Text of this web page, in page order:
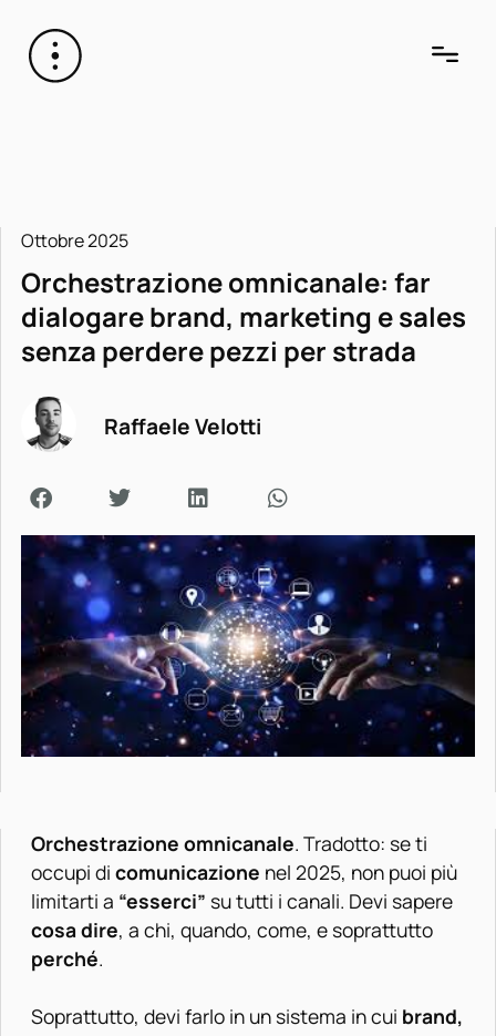
Ottobre 2025
Orchestrazione omnicanale: far
dialogare brand, marketing e sales
senza perdere pezzi per strada
Raffaele Velotti
Orchestrazione omnicanale. Tradotto: se ti
occupi di comunicazione nel 2025, non puoi più
limitarti a “esserci” su tutti i canali. Devi sapere
cosa dire, a chi, quando, come, e soprattutto
perché.
Soprattutto, devi farlo in un sistema in cui brand,